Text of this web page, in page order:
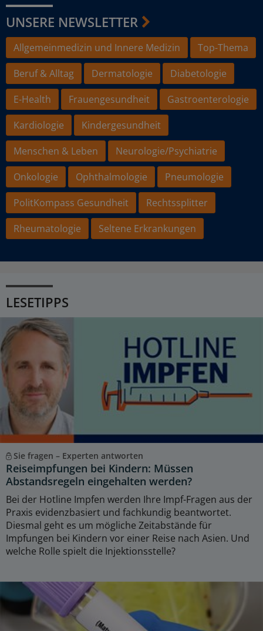
UNSERE NEWSLETTER
Allgemeinmedizin und Innere Medizin
Top-Thema
Beruf & Alltag
Dermatologie
Diabetologie
E-Health
Frauengesundheit
Gastroenterologie
Kardiologie
Kindergesundheit
Menschen & Leben
Neurologie/Psychiatrie
Onkologie
Ophthalmologie
Pneumologie
PolitKompass Gesundheit
Rechtssplitter
Rheumatologie
Seltene Erkrankungen
LESETIPPS
Sie fragen – Experten antworten
Reiseimpfungen bei Kindern: Müssen
Abstandsregeln eingehalten werden?
Bei der Hotline Impfen werden Ihre Impf-Fragen aus der
Praxis evidenzbasiert und fachkundig beantwortet.
Diesmal geht es um mögliche Zeitabstände für
Impfungen bei Kindern vor einer Reise nach Asien. Und
welche Rolle spielt die Injektionsstelle?